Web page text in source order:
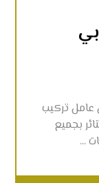
تركيب
بجميع
...